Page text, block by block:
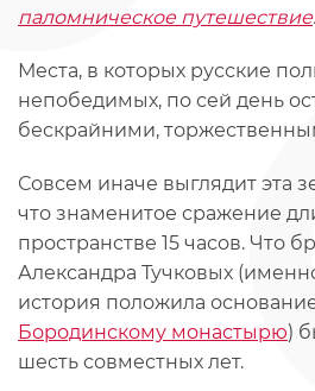
паломническое путешествие.
Места, в которых русские
непобедимых, по сей день
бескрайними,
Совсем иначе выглядит эта
что знаменитое сражение
пространстве 15 часов. Что
Александра Тучковых
история положила
Бородинскому монастырю)
шесть совместных лет.